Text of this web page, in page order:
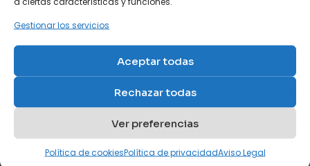
Gestionar los servicios
Aceptar todas
Rechazar todas
Ver preferencias
Política de cookiesPolítica de privacidadAviso Legal